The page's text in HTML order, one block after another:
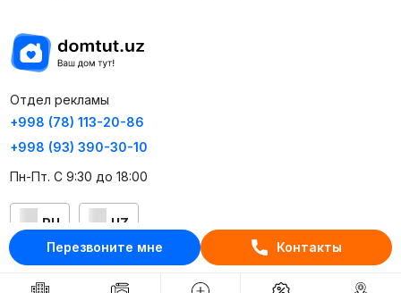
Перезвоните мне Контакты
Отдел рекламы
+998 (78) 113-20-86
+998 (93) 390-30-10
Пн-Пт. С 9:30 до 18:00
RU UZ
Контакты